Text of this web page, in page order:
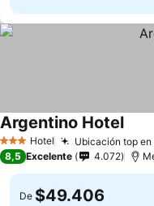
3 Estrellas
Hotel Ubicación top
Argentino Hotel
8,5 Excelente 4.072
De $49.406